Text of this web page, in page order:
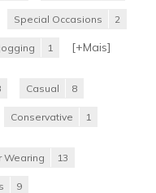
Special Occasions 2
1 [+Mais]
Casual 8
Conservative 1
Wearing 13
9